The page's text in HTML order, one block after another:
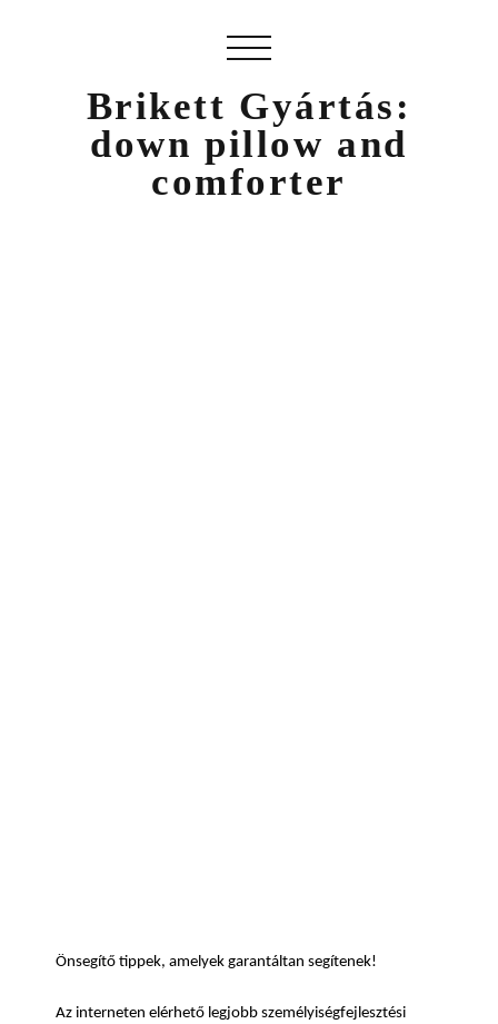
Brikett Gyártás:
down pillow and
comforter
Önsegítő tippek, amelyek garantáltan segítenek!
Az interneten elérhető legjobb személyiségfejlesztési